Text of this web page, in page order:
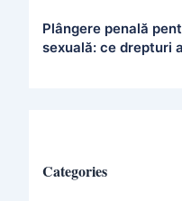
Plângere penală
sexuală: ce drepturi
Categories